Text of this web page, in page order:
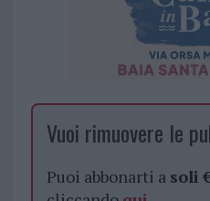
Vuoi rimuovere le
Puoi abbonarti a soli